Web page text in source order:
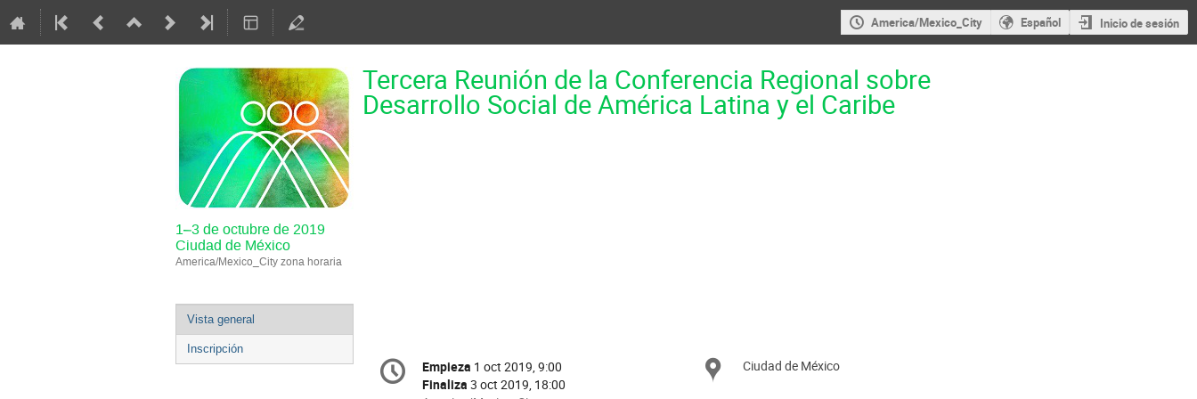
America/Mexico_City Español Inicio de sesión
Tercera Reunión de la Conferencia Regional sobre
Desarrollo Social de América Latina y el Caribe
1–3 de octubre de 2019
Ciudad de México
America/Mexico_City zona horaria
Event
menu
Vista general
Inscripción
Conference
information
Fecha/Hora
Empieza 1 oct 2019, 9:00
Finaliza 3 oct 2019, 18:00
Ubicación
Ciudad de México